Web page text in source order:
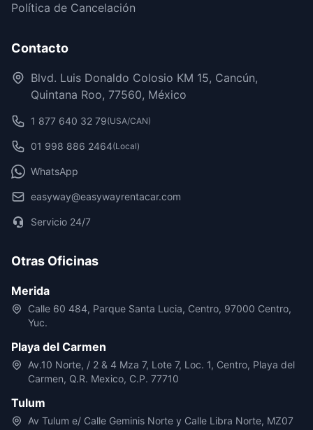
Política de Cancelación
Contacto
Blvd. Luis Donaldo Colosio KM 15, Cancún,
Quintana Roo, 77560, México
1 877 640 32 79(USA/CAN)
01 998 886 2464(Local)
WhatsApp
easyway@easywayrentacar.com
Servicio 24/7
Otras Oficinas
Merida
Calle 60 484, Parque Santa Lucia, Centro, 97000 Centro,
Yuc.
Playa del Carmen
Av.10 Norte, / 2 & 4 Mza 7, Lote 7, Loc. 1, Centro, Playa del
Carmen, Q.R. Mexico, C.P. 77710
Tulum
Av Tulum e/ Calle Geminis Norte y Calle Libra Norte, MZ07